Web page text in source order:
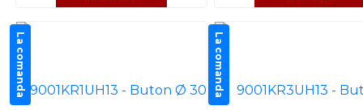
La comanda La comanda